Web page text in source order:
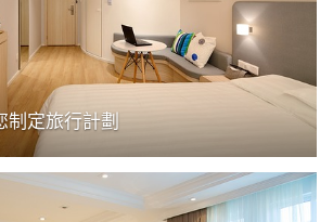
制定旅行計劃